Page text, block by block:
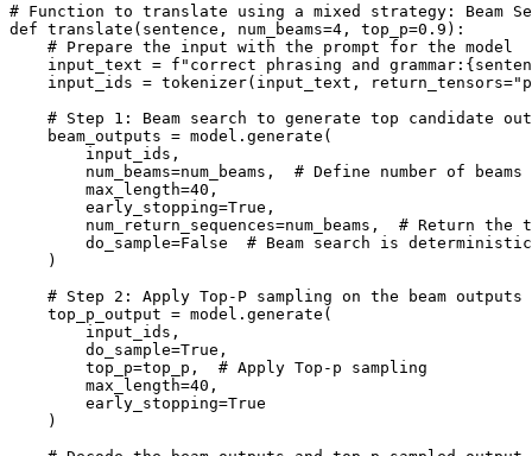
# Function to translate using a mixed strategy: Beam
def translate ( sentence, num_beams=4 , top_p=0.9 ):
# Prepare the input with the prompt for the model
    input_text =
f"correct phrasing and grammar:
    input_ids = tokenizer(input_text, return_tensors=
# Step 1: Beam search to generate top candidate
    beam_outputs = model.generate(
        input_ids,
        num_beams=num_beams,
# Define number of
        max_length=
40 ,
        early_stopping=
True ,
        num_return_sequences=num_beams,
# Return the
        do_sample=
False
# Beam search is deterministic
    )
# Step 2: Apply Top-P sampling on the beam
    top_p_output = model.generate(
        input_ids,
        do_sample=
True ,
        top_p=top_p,
# Apply Top-p sampling
        max_length=
40 ,
        early_stopping=
True
    )